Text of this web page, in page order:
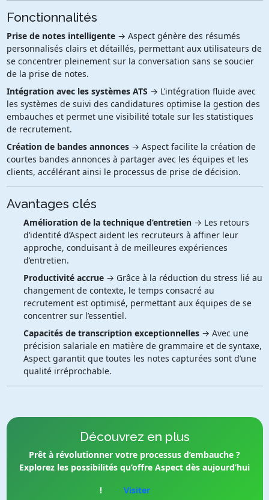
Fonctionnalités
Prise de notes intelligente→ Aspect génère des résumés
personnalisés clairs et détaillés, permettant aux utilisateurs de
se concentrer pleinement sur la conversation sans se soucier
de la prise de notes.
Intégration avec les systèmes ATS → L’intégration fluide avec
les systèmes de suivi des candidatures optimise la gestion des
embauches et permet une visibilité totale sur les statistiques
de recrutement.
Création de bandes annonces→ Aspect facilite la création de
courtes bandes annonces à partager avec les équipes et les
clients, accélérant ainsi le processus de prise de décision.
Avantages clés
Amélioration de la technique d’entretien→ Les retours
d’identité d’Aspect aident les recruteurs à affiner leur
approche, conduisant à de meilleures expériences
d’entretien.
Productivité accrue→ Grâce à la réduction du stress lié au
changement de contexte, le temps consacré au
recrutement est optimisé, permettant aux équipes de se
concentrer sur l’essentiel.
Capacités de transcription exceptionnelles→ Avec une
précision salariale en matière de grammaire et de syntaxe,
Aspect garantit que toutes les notes capturées sont d’une
qualité irréprochable.
Découvrez en plus
Prêt à révolutionner votre processus d’embauche ?
Explorez les possibilités qu’offre Aspect dès aujourd’hui
!
Visiter